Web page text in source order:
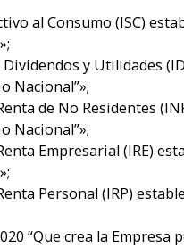
al Consumo (ISC)
y Utilidades
Nacional”»;
de No Residentes
Nacional”»;
Empresarial (IRE)
Personal (IRP)
“Que crea la Empresa